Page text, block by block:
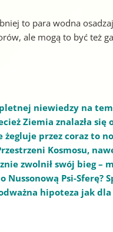
to para wodna
ale mogą to być też
niewiedzy na
Ziemia znalazła się
żegluje przez coraz to
Kosmosu,
zwolnił swój bieg –
Nussonową Psi-Sferę?
hipoteza jak dla